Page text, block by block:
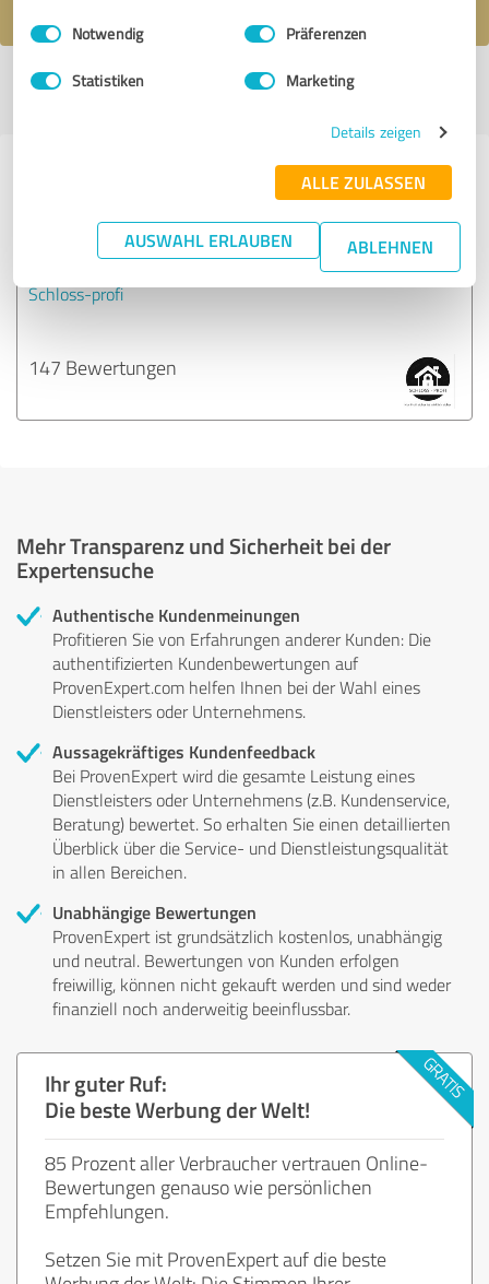
Impressum Datenschutzbestimmungen
Einwilligungsauswahl
Notwendig Präferenzen
Statistiken Marketing
Details zeigen
ALLE ZULASSEN
AUSWAHL ERLAUBEN ABLEHNEN
Profil aktiv seit 08.05.2026 | Letzte Aktualisierung: 15.05.2026
Erfahrungen zu weiteren
Anbietern aus dem Bereich
Onlineshops
Schloss-profi
147 Bewertungen
Mehr Transparenz und Sicherheit bei der
Expertensuche
Authentische Kundenmeinungen
Profitieren Sie von Erfahrungen anderer Kunden: Die
authentifizierten Kundenbewertungen auf
ProvenExpert.com helfen Ihnen bei der Wahl eines
Dienstleisters oder Unternehmens.
Aussagekräftiges Kundenfeedback
Bei ProvenExpert wird die gesamte Leistung eines
Dienstleisters oder Unternehmens (z.B. Kundenservice,
Beratung) bewertet. So erhalten Sie einen detaillierten
Überblick über die Service- und Dienstleistungsqualität
in allen Bereichen.
Unabhängige Bewertungen
ProvenExpert ist grundsätzlich kostenlos, unabhängig
und neutral. Bewertungen von Kunden erfolgen
freiwillig, können nicht gekauft werden und sind weder
finanziell noch anderweitig beeinflussbar.
Ihr guter Ruf:
Die beste Werbung der Welt!
85 Prozent aller Verbraucher vertrauen Online-
Bewertungen genauso wie persönlichen
Empfehlungen.
Setzen Sie mit ProvenExpert auf die beste